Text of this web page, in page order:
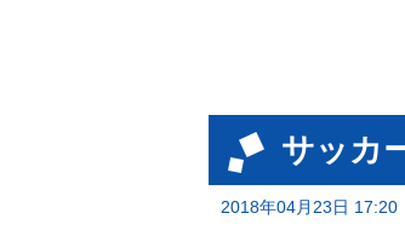
サッカ
2018年04月23日 17:20